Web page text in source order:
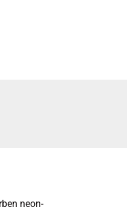
neon-